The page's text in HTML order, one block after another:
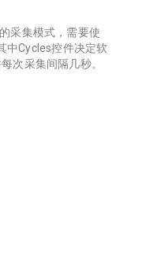
采集模式，需要使
中Cycles控件决定软
次采集间隔几秒。